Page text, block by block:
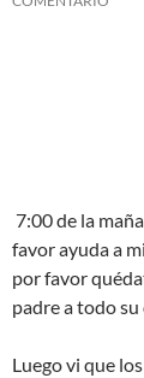
7:00 de la
favor ayuda a
por favor
padre a todo su
Luego vi que